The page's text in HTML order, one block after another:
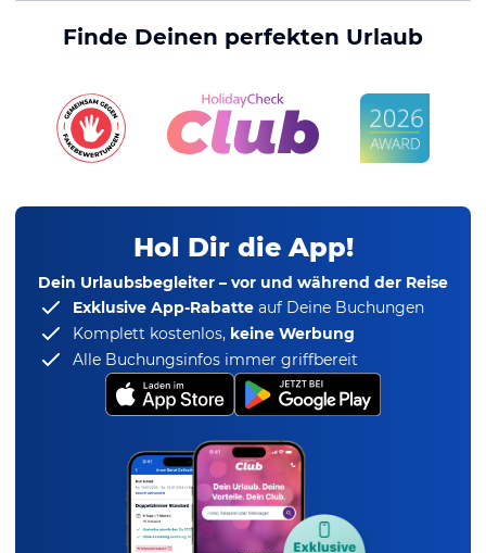
Finde Deinen perfekten Urlaub
Hol Dir die App!
Dein Urlaubsbegleiter – vor und während der Reise
Exklusive App-Rabatte auf Deine Buchungen
Komplett kostenlos, keine Werbung
Alle Buchungsinfos immer griffbereit